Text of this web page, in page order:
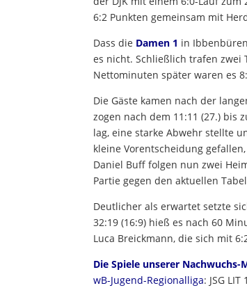
6:2 Punkten gemeinsam mit
Dass die Damen 1 in
es nicht. Schließlich trafen zwei
Nettominuten später waren es
Die Gäste kamen nach der
zogen nach dem 11:11 (27.) bis
lag, eine starke Abwehr stellte
kleine Vorentscheidung
Daniel Buff folgen nun zwei
Partie gegen den aktuellen
Deutlicher als erwartet setzte
32:19 (16:9) hieß es nach 60
Luca Breickmann, die sich mit
Die Spiele unserer Nachwuchs-
wB-Jugend-Regionalliga: JSG LIT